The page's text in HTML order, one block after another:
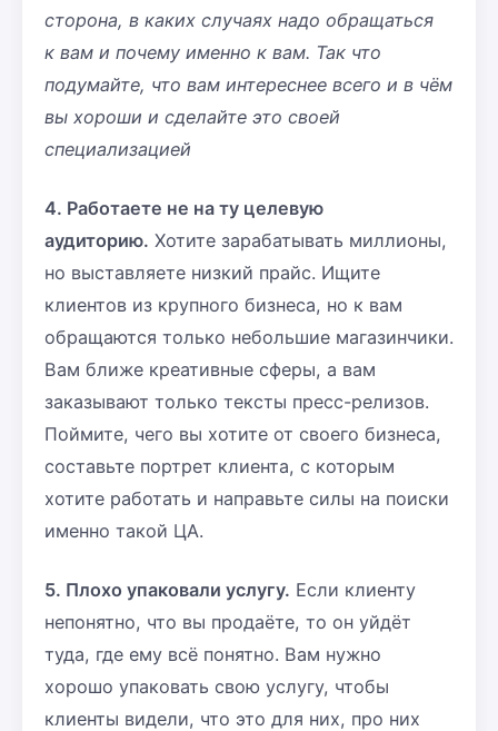
сторона, в каких случаях надо обращаться
к вам и почему именно к вам. Так что
подумайте, что вам интереснее всего и в чём
вы хороши и сделайте это своей
специализацией
4. Работаете не на ту целевую
аудиторию. Хотите зарабатывать миллионы,
но выставляете низкий прайс. Ищите
клиентов из крупного бизнеса, но к вам
обращаются только небольшие магазинчики.
Вам ближе креативные сферы, а вам
заказывают только тексты пресс-релизов.
Поймите, чего вы хотите от своего бизнеса,
составьте портрет клиента, с которым
хотите работать и направьте силы на поиски
именно такой ЦА.
5. Плохо упаковали услугу. Если клиенту
непонятно, что вы продаёте, то он уйдёт
туда, где ему всё понятно. Вам нужно
хорошо упаковать свою услугу, чтобы
клиенты видели, что это для них, про них